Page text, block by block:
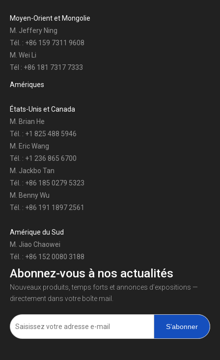
Moyen-Orient et Mongolie
M. Jeffery Ning
Tél. : +86 159 7311 9608
M. Wei Li
Tél : +86 181 7317 7333
Amériques
États-Unis et Canada
M. Brian He
Tél. : +1 825 488 5946
M. Eric Wang
Tél. : +1 236 865 6700
M. Jackbo Tan
Tél. : +86 185 0279 5323
M. Benny Wu
Tél. : +86 191 1897 2561
Amérique du Sud
M. Jiao Chaowei
Tél. : +86 152 0080 3188
Abonnez-vous à nos actualités
Nouveaux produits, temps forts et annonces d’expositions —
directement dans votre boîte mail.
S’abonner